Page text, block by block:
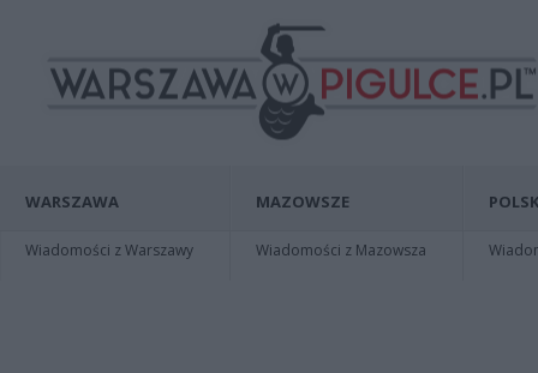
WARSZAWA
Wiadomości z Warszawy
MAZOWSZE
Wiadomości z Mazowsza